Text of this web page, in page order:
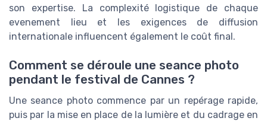
son expertise. La complexité logistique de chaque
evenement lieu et les exigences de diffusion
internationale influencent également le coût final.
Comment se déroule une seance photo
pendant le festival de Cannes ?
Une seance photo commence par un repérage rapide,
puis par la mise en place de la lumière et du cadrage en